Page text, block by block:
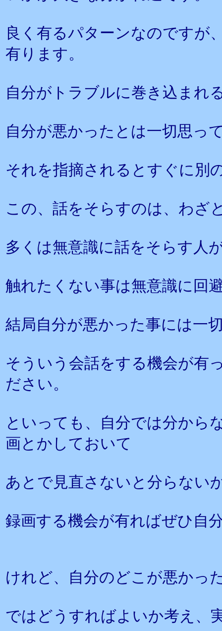
良く有るパターンなのですが
有ります。
自分がトラブルに巻き込まれ
自分が悪かったとは一切思っ
それを指摘されるとすぐに別
この、話をそらすのは、わざ
多くは無意識に話をそらす人
触れたくない事は無意識に回
結局自分が悪かった事には一
そういう会話をする機会が有
ださい。
といっても、自分では分から
画とかしておいて
あとで見直さないと分らない
録画する機会が有ればぜひ自
けれど、自分のどこが悪かっ
ではどうすればよいか考え、